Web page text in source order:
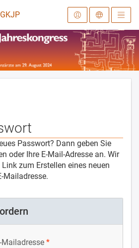
2024
Passwort? Dann geben Sie
oder Ihre E-Mail-Adresse an. Wir
zum Erstellen eines neuen
Mailadresse.